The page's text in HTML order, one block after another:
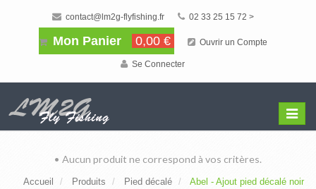
contact@lm2g-flyfishing.fr 02 33 25 15 72 >
Mon Panier 0,00 € Ouvrir un Compte
Se Connecter
Menu
• Aucun produit ne correspond à vos critères.
Accueil Produits Pied décalé Abel - Ajout pied décalé noir